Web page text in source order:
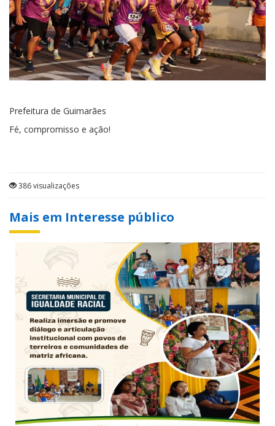
Prefeitura de Guimarães
Fé, compromisso e ação!
386 visualizações
Mais em Interesse público